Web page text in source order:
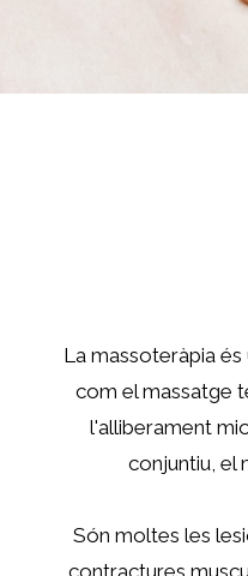
La massoteràpia és
com el massatge
l'alliberament
conjuntiu, el
Són moltes les